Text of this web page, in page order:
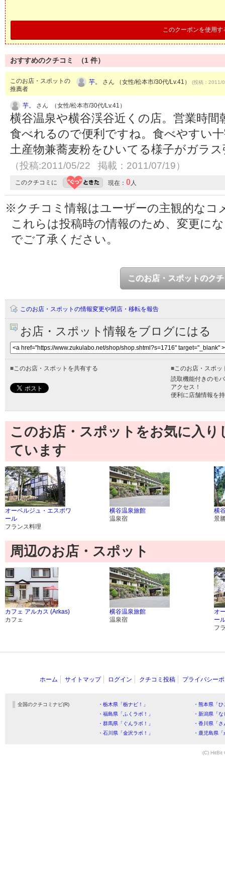
このクーポンを使用す
おすすめのクチコミ （1 件）
このお店・スポットの
推薦者
芋。 さん （女性/松本市/30代/Lv.41） (投稿：2011/
芋。 さん （女性/松本市/30代/Lv.41）
横谷温泉や横谷渓谷近くの店。営業時
食べれるので便利ですね。食べやすい
土産物兼蕎麦粉をひいてる様子がガラ
（投稿:2011/05/22 掲載：2011/07/19）
このクチコミに 現在： 0人
※クチコミ情報はユーザーの主観的なコ
これらは投稿時の情報のため、変更に
でご了承ください。
このお店・スポットのク
このお店・スポットの情報変更や閉店・移転を報告
お店・スポット情報をブログにはる
■このお店・スポットを共有する ■このお店・スポッ
読取機能付きのモ
アクセス！
便利に店舗情報を
このお店・スポットをお気に入
ています
オーベルジュ・エスポワ
ール
フランス料理
横谷温泉旅館
温泉宿
横
景
周辺のお店・スポット
カフェ アルカス (Arkas)
カフェ
横谷温泉旅館
温泉宿
オ
ー
フ
ホーム サイトマップ ログイン クチコミ投稿 プライバシー
全国のクチコミナビ(R) ・栃木県「栃ナビ！」
・熊本県「
・福島県「ふくラボ！」
・新潟県「
・群馬県「ぐんラボ！」
・香川県「
・石川県「金沢ラボ！」
・鹿児島県
(C) HitBit